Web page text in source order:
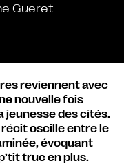
Gueret
reviennent avec
nouvelle fois
jeunesse des cités.
oscille entre le
évoquant
truc en plus.